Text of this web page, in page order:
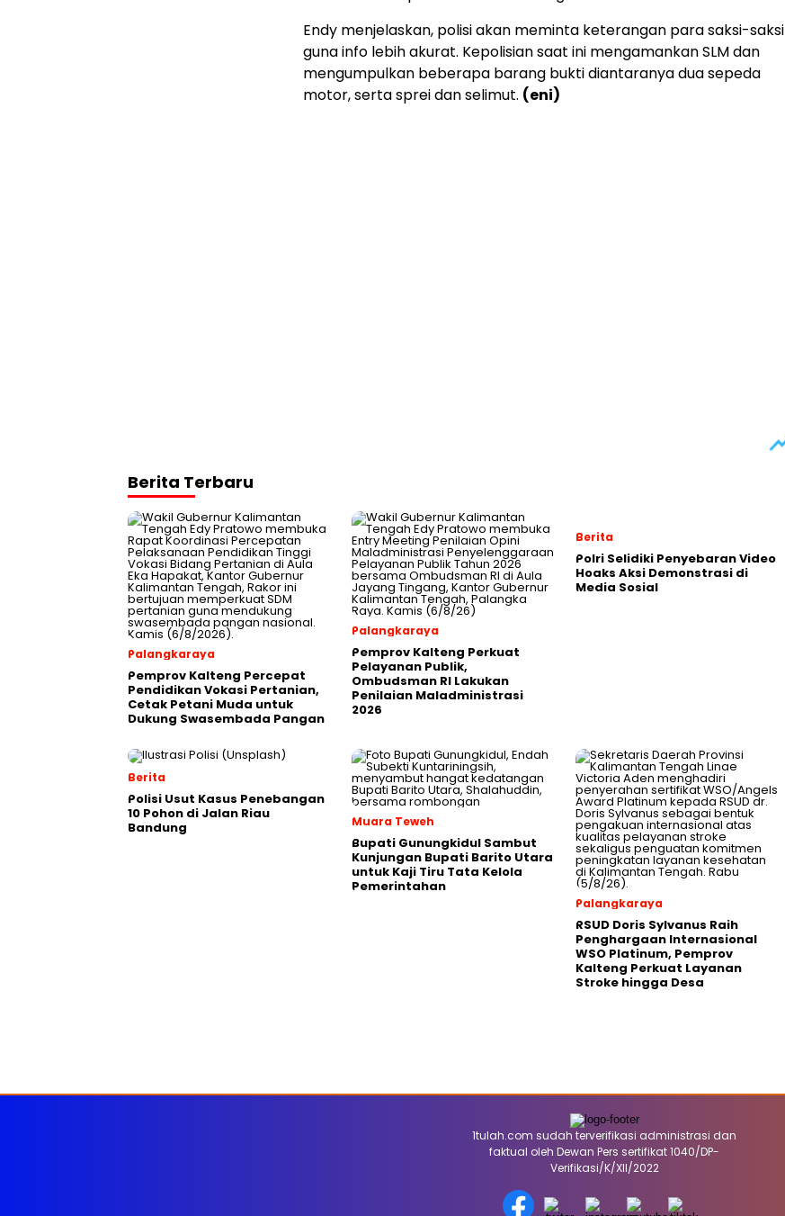
Endy menjelaskan, polisi akan meminta keterangan para saksi-saksi
guna info lebih akurat. Kepolisian saat ini mengamankan SLM dan
mengumpulkan beberapa barang bukti diantaranya dua sepeda
motor, serta sprei dan selimut. (eni)
Berita Terbaru
Palangkaraya
Pemprov Kalteng Percepat
Pendidikan Vokasi Pertanian,
Cetak Petani Muda untuk
Dukung Swasembada Pangan
Palangkaraya
Pemprov Kalteng Perkuat
Pelayanan Publik,
Ombudsman RI Lakukan
Penilaian Maladministrasi
2026
Berita
Polri Selidiki Penyebaran Video
Hoaks Aksi Demonstrasi di
Media Sosial
Berita
Polisi Usut Kasus Penebangan
10 Pohon di Jalan Riau
Bandung
Muara Teweh
Bupati Gunungkidul Sambut
Kunjungan Bupati Barito Utara
untuk Kaji Tiru Tata Kelola
Pemerintahan
Palangkaraya
RSUD Doris Sylvanus Raih
Penghargaan Internasional
WSO Platinum, Pemprov
Kalteng Perkuat Layanan
Stroke hingga Desa
1tulah.com sudah terverifikasi administrasi dan
faktual oleh Dewan Pers sertifikat 1040/DP-
Verifikasi/K/XII/2022